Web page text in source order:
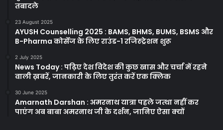
तबादले
23 August 2025
AYUSH Counselling 2025 : BAMS, BHMS, BUMS, BSMS और
B-Pharma कोर्सेज के लिए राउंड-1 रजिस्ट्रेशन शुरू
2 July 2025
News Today : पढ़िए देश विदेश की कुछ खास और चर्चा में रहने
वाली ख़बरें, जानकारी के लिए तुरंत करें एक क्लिक
30 June 2025
Amarnath Darshan : अमरनाथ यात्रा पहले जत्था नहीं कर
पाएंग अब बाबा अमरनाथ जी के दर्शन, जानिए ऐसा क्यों